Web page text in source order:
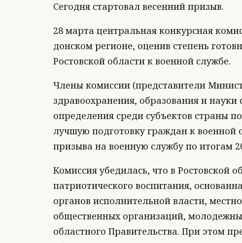
Сегодня стартовал весенний призыв.
28 марта центральная конкурсная
донском регионе, оценив степень
Ростовской области к военной службе.
Члены комиссии (представители
здравоохранения, образования и
определения среди субъектов страны
лучшую подготовку граждан к военной
призыва на военную службу по итогам
Комиссия убедилась, что в Ростовской
патриотического воспитания,
органов исполнительной власти,
общественных организаций,
областного Правительства. При этом